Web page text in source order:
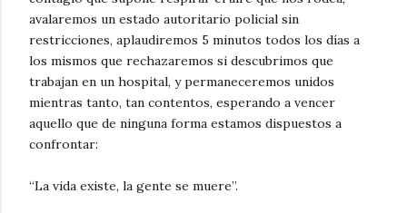
avalaremos un estado autoritario policial sin
restricciones, aplaudiremos 5 minutos todos los días a
los mismos que rechazaremos si descubrimos que
trabajan en un hospital, y permaneceremos unidos
mientras tanto, tan contentos, esperando a vencer
aquello que de ninguna forma estamos dispuestos a
confrontar:
“La vida existe, la gente se muere”.